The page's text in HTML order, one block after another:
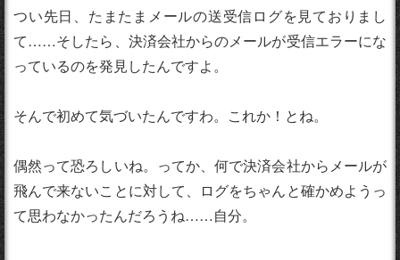
つい先日、たまたまメールの送受信ログを見ておりまし
て……そしたら、決済会社からのメールが受信エラーにな
っているのを発見したんですよ。
そんで初めて気づいたんですわ。これか！とね。
偶然って恐ろしいね。ってか、何で決済会社からメールが
飛んで来ないことに対して、ログをちゃんと確かめようっ
て思わなかったんだろうね……自分。